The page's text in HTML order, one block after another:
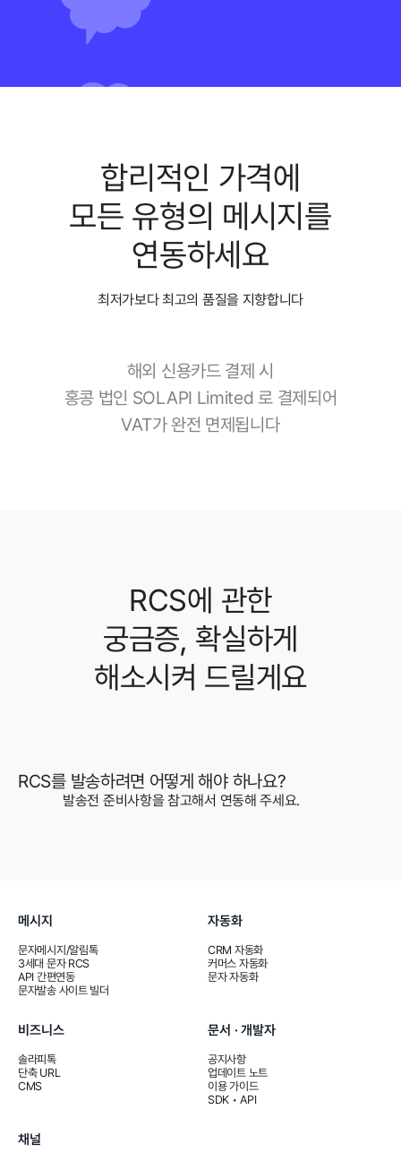
합리적인 가격에
모든 유형의 메시지를
연동하세요
최저가보다 최고의 품질을 지향합니다
해외 신용카드 결제 시
홍콩 법인 SOLAPI Limited 로 결제되어
VAT가 완전 면제됩니다
RCS에 관한
궁금증, 확실하게
해소시켜 드릴게요
RCS를 발송하려면 어떻게 해야 하나요?
발송전 준비사항을 참고해서 연동해 주세요.
메시지
문자메시지/알림톡
3세대 문자 RCS
API 간편연동
문자발송 사이트 빌더
자동화
CRM 자동화
커머스 자동화
문자 자동화
비즈니스
솔라피톡
단축 URL
CMS
문서 · 개발자
공지사항
업데이트 노트
이용 가이드
SDK • API
채널